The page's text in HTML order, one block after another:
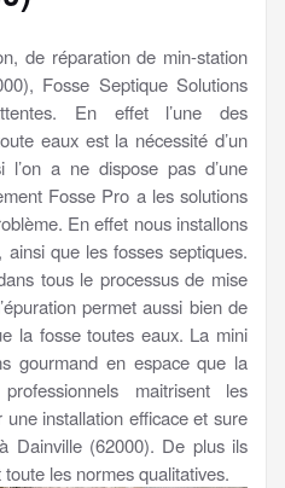
de réparation de min-station
Fosse Septique Solutions
En effet l’une des
eaux est la nécessité d’un
a ne dispose pas d’une
Fosse Pro a les solutions
En effet nous installons
ainsi que les fosses septiques.
tous le processus de mise
permet aussi bien de
la fosse toutes eaux. La mini
gourmand en espace que la
maitrisent les
installation efficace et sure
Dainville (62000). De plus ils
les normes qualitatives.